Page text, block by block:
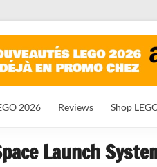
2026 Reviews Shop
Launch